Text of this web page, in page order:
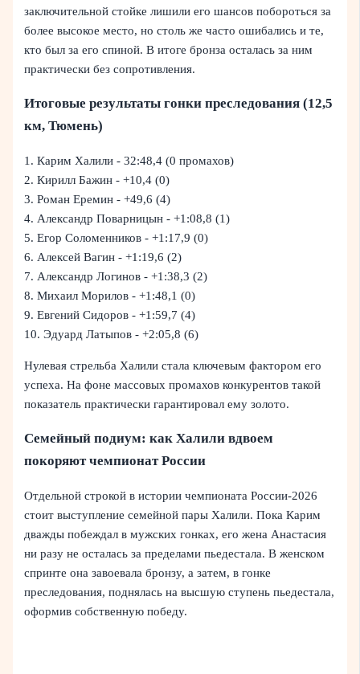
заключительной стойке лишили его шансов побороться за
более высокое место, но столь же часто ошибались и те,
кто был за его спиной. В итоге бронза осталась за ним
практически без сопротивления.
Итоговые результаты гонки преследования (12,5
км, Тюмень)
1. Карим Халили - 32:48,4 (0 промахов)
2. Кирилл Бажин - +10,4 (0)
3. Роман Еремин - +49,6 (4)
4. Александр Поварницын - +1:08,8 (1)
5. Егор Соломенников - +1:17,9 (0)
6. Алексей Вагин - +1:19,6 (2)
7. Александр Логинов - +1:38,3 (2)
8. Михаил Морилов - +1:48,1 (0)
9. Евгений Сидоров - +1:59,7 (4)
10. Эдуард Латыпов - +2:05,8 (6)
Нулевая стрельба Халили стала ключевым фактором его
успеха. На фоне массовых промахов конкурентов такой
показатель практически гарантировал ему золото.
Семейный подиум: как Халили вдвоем
покоряют чемпионат России
Отдельной строкой в истории чемпионата России-2026
стоит выступление семейной пары Халили. Пока Карим
дважды побеждал в мужских гонках, его жена Анастасия
ни разу не осталась за пределами пьедестала. В женском
спринте она завоевала бронзу, а затем, в гонке
преследования, поднялась на высшую ступень пьедестала,
оформив собственную победу.